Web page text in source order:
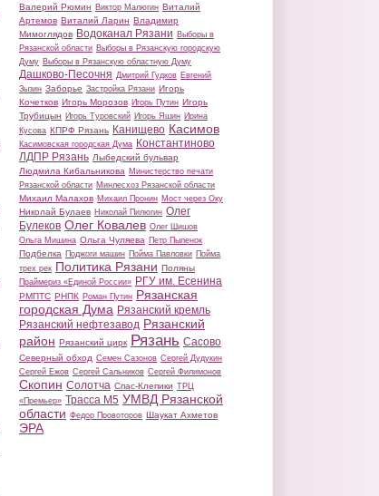
Валерий Рюмин Виктор Малюгин Виталий
Артемов Виталий Ларин Владимир
Мимоглядов Водоканал Рязани Выборы в
Рязанской области Выборы в Рязанскую городскую
Думу Выборы в Рязанскую областную Думу
Дашково-Песочня Дмитрий Гудков Евгений
Зызин Заборье Застройка Рязани Игорь
Кочетков Игорь Морозов Игорь Путин Игорь
Трубицын Игорь Туровский Игорь Яшин Ирина
Кусова КПРФ Рязань Канищево Касимов
Касимовская городская Дума Константиново
ЛДПР Рязань Лыбедский бульвар
Людмила Кибальникова Министерство печати
Рязанской области Минлесхоз Рязанской области
Михаил Малахов Михаил Пронин Мост через Оку
Николай Булаев Николай Пилюгин Олег
Булеков Олег Ковалев Олег Шишов
Ольга Мишина Ольга Чуляева Петр Пыленок
Подбелка Поджоги машин Пойма Павловки Пойма
трех рек Политика Рязани Поляны
Праймериз «Единой России» РГУ им. Есенина
РМПТС РНПК Роман Путин Рязанская
городская Дума Рязанский кремль
Рязанский нефтезавод Рязанский
район Рязанский цирк Рязань Сасово
Северный обход Семен Сазонов Сергей Дудукин
Сергей Ежов Сергей Сальников Сергей Филимонов
Скопин Солотча Спас-Клепики ТРЦ
«Премьер» Трасса М5 УМВД Рязанской
области Федор Провоторов Шаукат Ахметов
ЭРА